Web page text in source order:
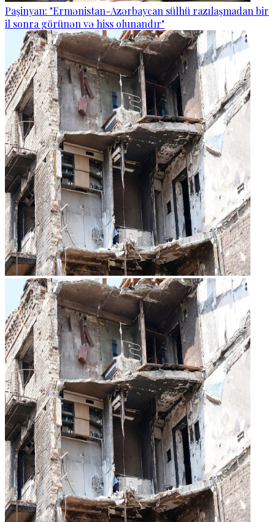
Paşinyan: "Ermənistan-Azərbaycan sülhü razılaşmadan bir
il sonra görünən və hiss olunandır"